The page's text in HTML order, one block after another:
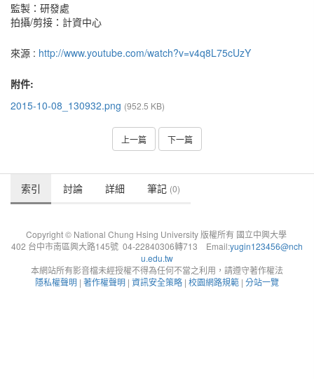
監製：研發處
拍攝/剪接：計資中心
來源 : http://www.youtube.com/watch?v=v4q8L75cUzY
附件:
2015-10-08_130932.png (952.5 KB)
上一篇 下一篇
索引 討論 詳細 筆記 (0)
Copyright © National Chung Hsing University 版權所有 國立中興大學
402 台中市南區興大路145號 04-22840306轉713 Email:yugin123456@nch
u.edu.tw
本網站所有影音檔未經授權不得為任何不當之利用，請遵守著作權法
隱私權聲明 | 著作權聲明 | 資訊安全策略 | 校園網路規範 | 分站一覽